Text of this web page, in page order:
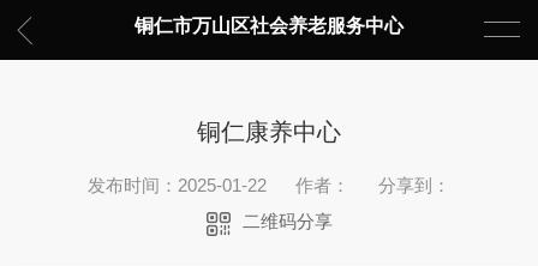
铜仁市万山区社会养老服务中心
铜仁康养中心
发布时间：2025-01-22 作者：
分享到：
二维码分享